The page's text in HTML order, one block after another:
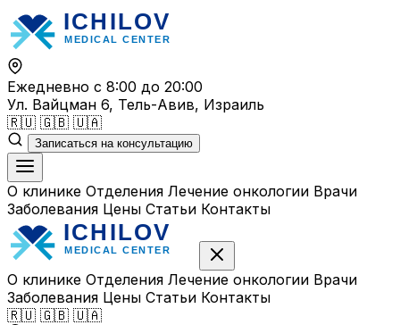
Перейти
к
содержимому
Ежедневно с 8:00 до 20:00
Ул. Вайцман 6, Тель-Авив, Израиль
🇷🇺 🇬🇧 🇺🇦
Записаться на консультацию
О клинике Отделения Лечение онкологии Врачи
Заболевания Цены Статьи Контакты
О клинике Отделения Лечение онкологии Врачи
Заболевания Цены Статьи Контакты
🇷🇺 🇬🇧 🇺🇦